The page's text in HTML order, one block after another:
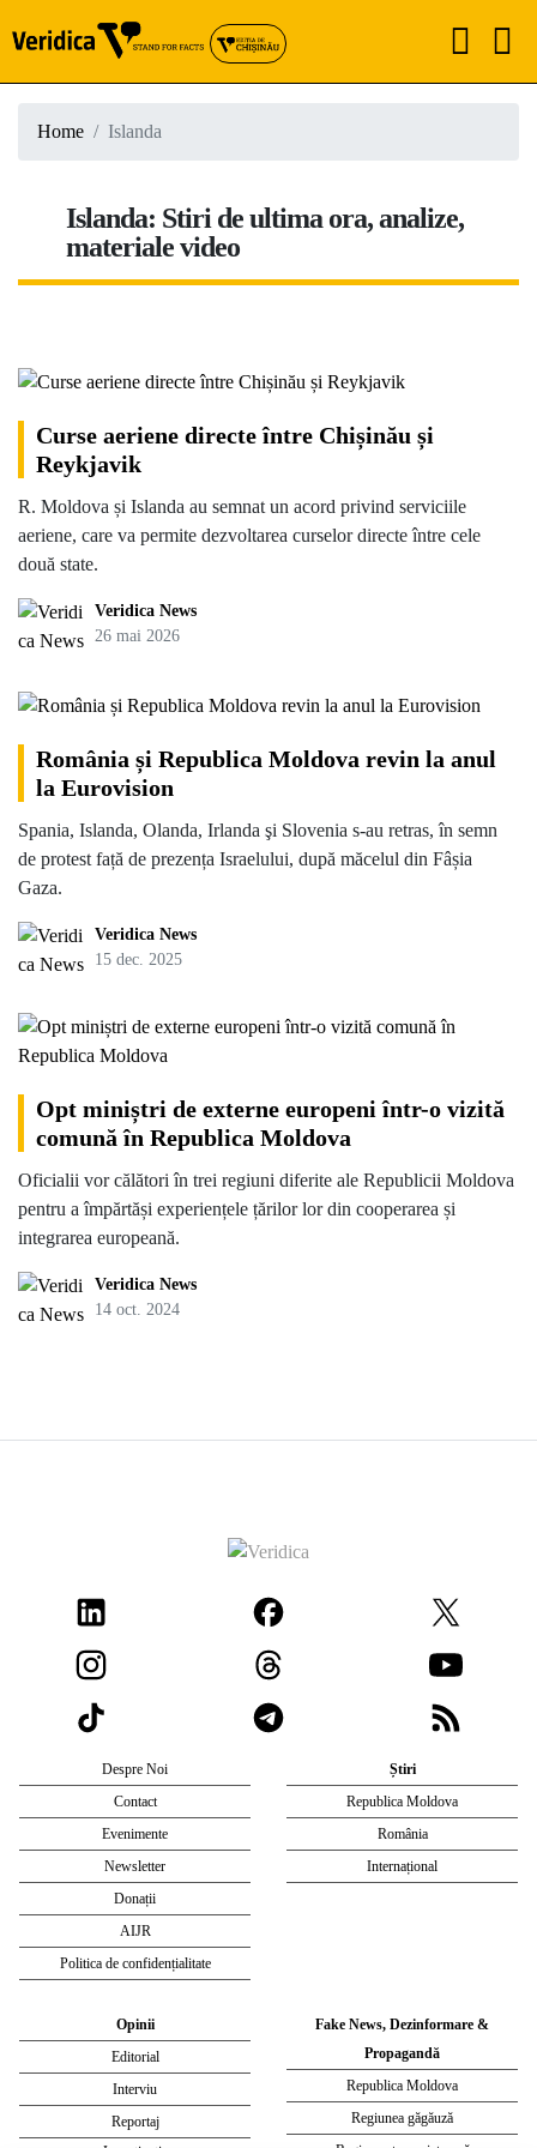
Home Islanda
Islanda: Stiri de ultima ora, analize,
materiale video
Curse aeriene directe între Chișinău și
Reykjavik
R. Moldova și Islanda au semnat un acord privind serviciile
aeriene, care va permite dezvoltarea curselor directe între cele
două state.
Veridica News
26 mai 2026
România și Republica Moldova revin la anul
la Eurovision
Spania, Islanda, Olanda, Irlanda şi Slovenia s-au retras, în semn
de protest față de prezența Israelului, după măcelul din Fâșia
Gaza.
Veridica News
15 dec. 2025
Opt miniștri de externe europeni într-o vizită
comună în Republica Moldova
Oficialii vor călători în trei regiuni diferite ale Republicii Moldova
pentru a împărtăși experiențele țărilor lor din cooperarea și
integrarea europeană.
Veridica News
14 oct. 2024
Despre Noi
Contact
Evenimente
Newsletter
Donații
AIJR
Politica de confidențialitate
Știri
Republica Moldova
România
Internațional
Opinii
Editorial
Interviu
Reportaj
Fake News, Dezinformare &
Propagandă
Republica Moldova
Regiunea găgăuză